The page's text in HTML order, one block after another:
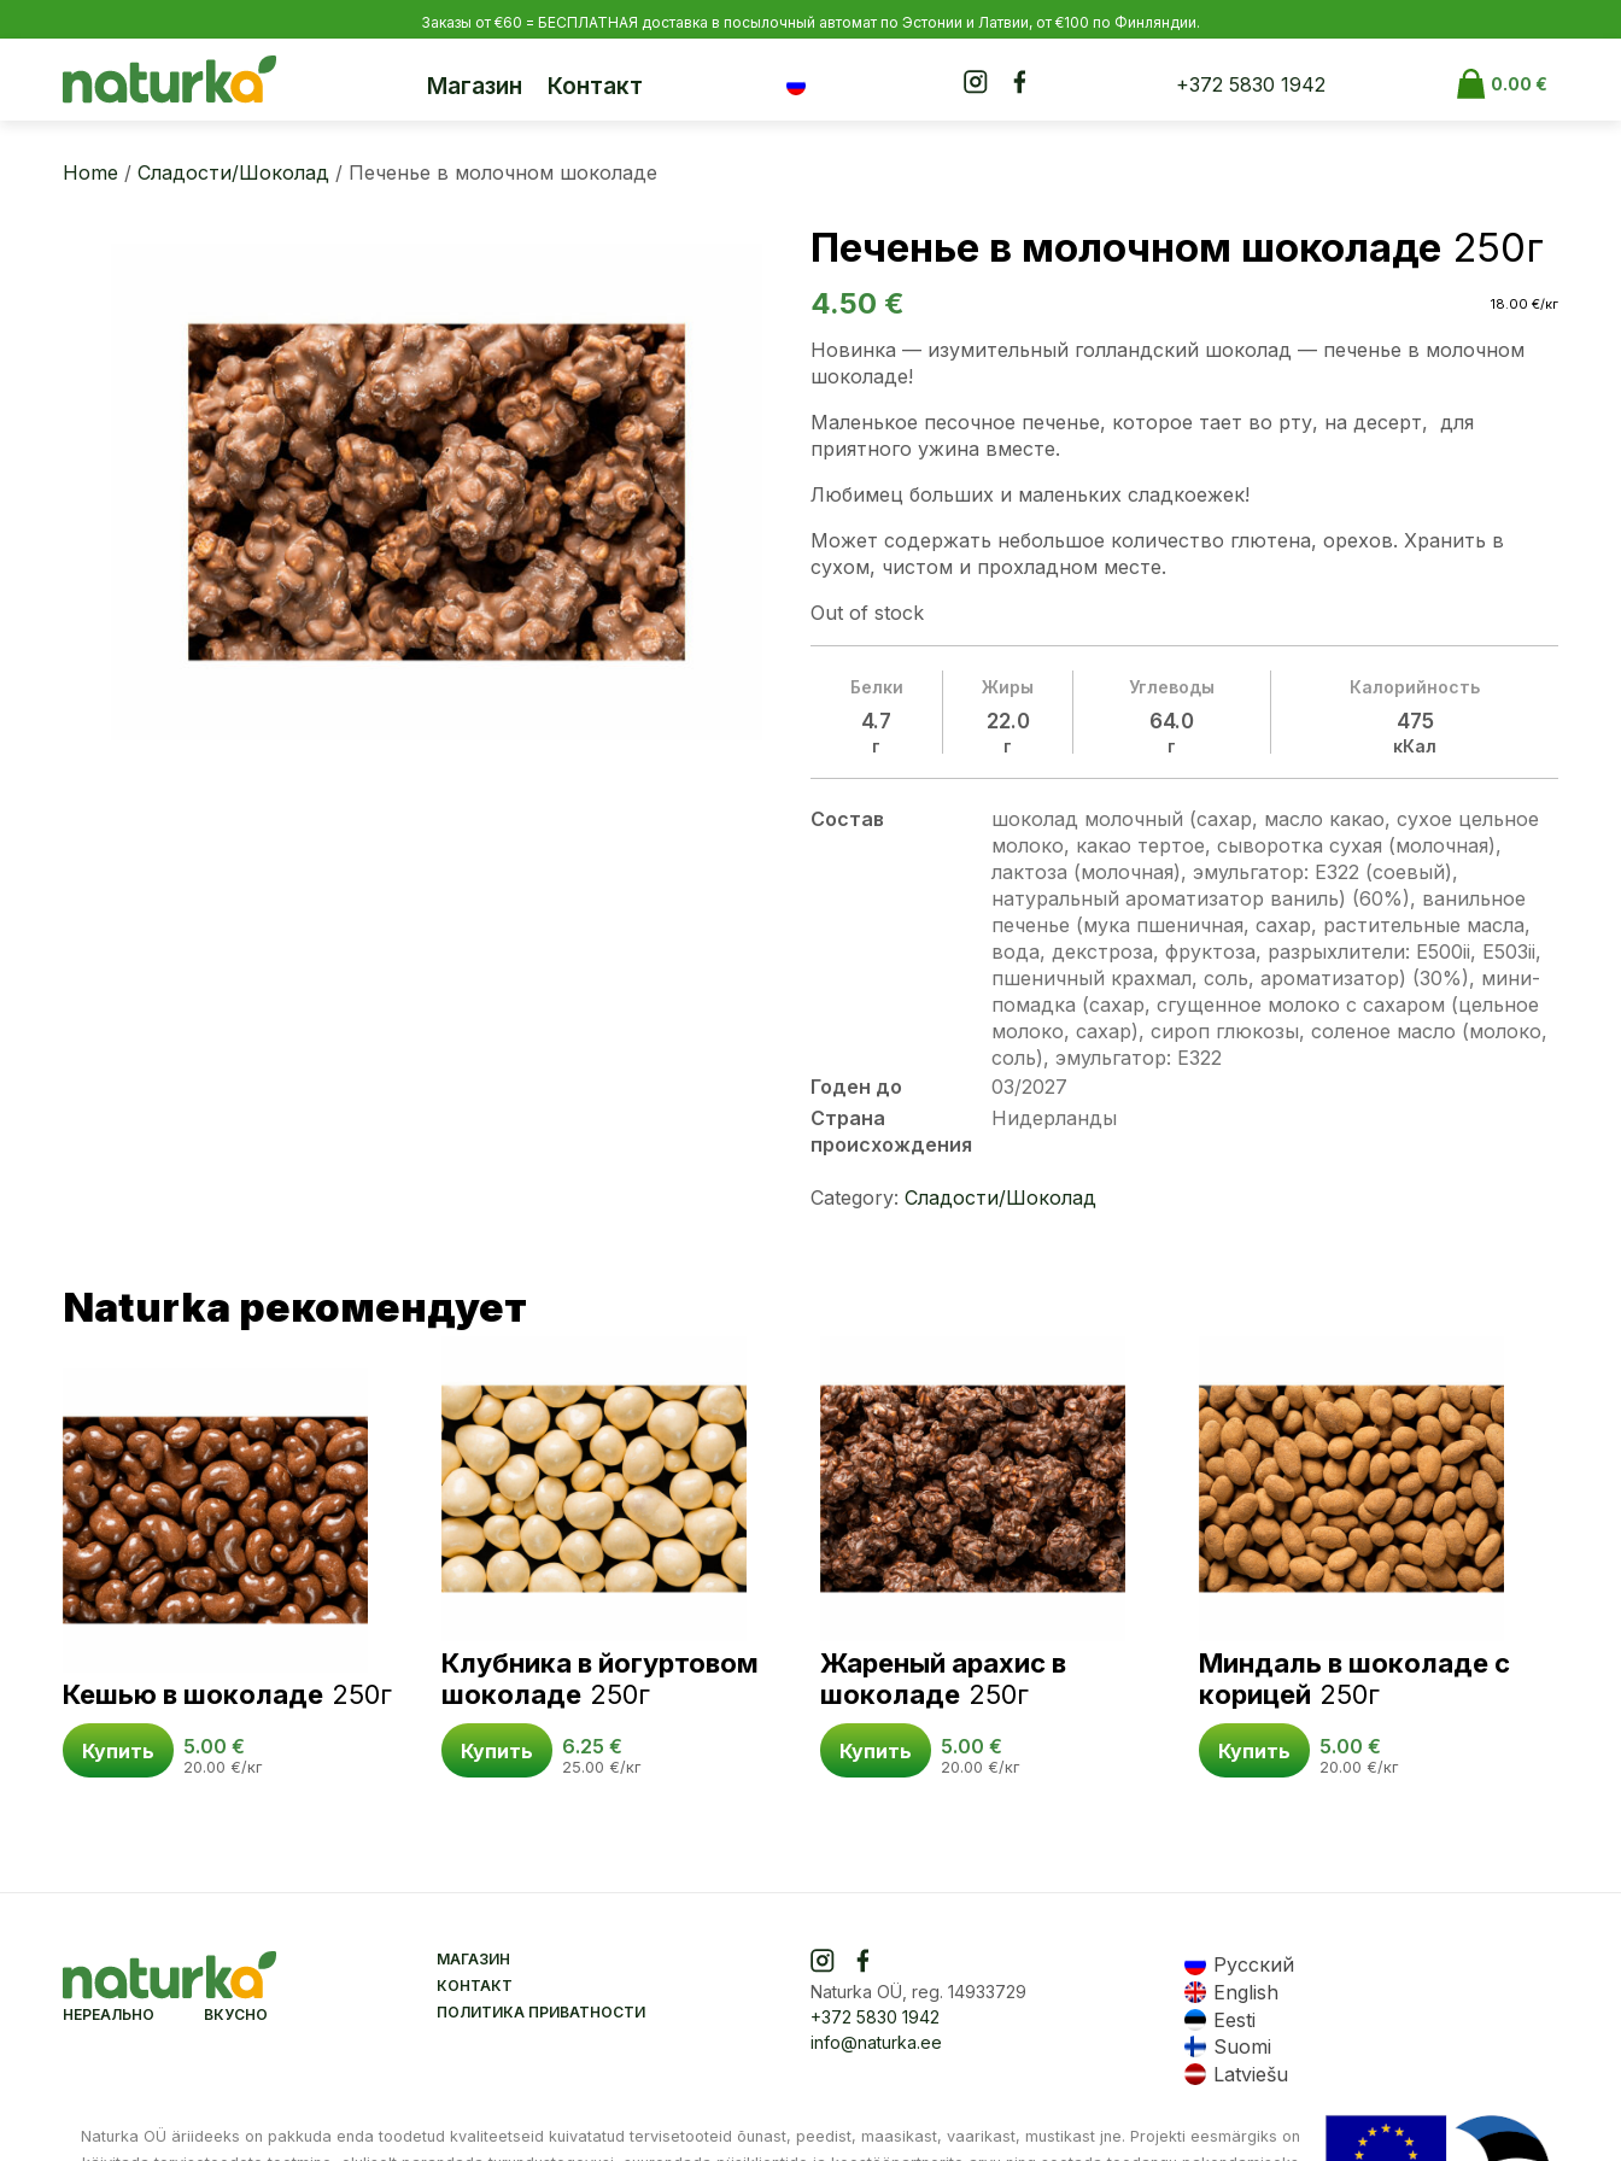
Заказы от €60 = БЕСПЛАТНАЯ доставка в посылочный автомат по Эстонии и Латвии, от €100 по Финляндии.
Магазин Контакт +372 5830 1942 0.00€
Home / Сладости/Шоколад / Печенье в молочном шоколаде
Печенье в молочном шоколаде 250г
4.50 € 18.00 €/кг
Новинка — изумительный голландский шоколад — печенье в молочном
шоколаде!
Маленькое песочное печенье, которое тает во рту, на десерт, для
приятного ужина вместе.
Любимец больших и маленьких сладкоежек!
Может содержать небольшое количество глютена, орехов. Хранить в
сухом, чистом и прохладном месте.
Out of stock
Белки
4.7
г
Жиры
22.0
г
Углеводы
64.0
г
Калорийность
475
кКал
Состав
шоколад молочный (сахар, масло какао, сухое цельное
молоко, какао тертое, сыворотка сухая (молочная),
лактоза (молочная), эмульгатор: Е322 (соевый),
натуральный ароматизатор ваниль) (60%), ванильное
печенье (мука пшеничная, сахар, растительные масла,
вода, декстроза, фруктоза, разрыхлители: E500ii, E503ii,
пшеничный крахмал, соль, ароматизатор) (30%), мини-
помадка (сахар, сгущенное молоко с сахаром (цельное
молоко, сахар), сироп глюкозы, соленое масло (молоко,
соль), эмульгатор: Е322
Годен до
03/2027
Страна
происхождения
Нидерланды
Category: Сладости/Шоколад
Naturka рекомендует
Кешью в шоколаде 250г
Купить 5.00 €
20.00 €/кг
Клубника в йогуртовом
шоколаде 250г
Купить 6.25 €
25.00 €/кг
Жареный арахис в
шоколаде 250г
Купить 5.00 €
20.00 €/кг
Миндаль в шоколаде с
корицей 250г
Купить 5.00 €
20.00 €/кг
НЕРЕАЛЬНО ВКУСНО
МАГАЗИН
КОНТАКТ
ПОЛИТИКА ПРИВАТНОСТИ
Naturka OÜ, reg. 14933729
+372 5830 1942
info@naturka.ee
Русский
English
Eesti
Suomi
Latviešu
Naturka OÜ äriideeks on pakkuda enda toodetud kvaliteetseid kuivatatud tervisetooteid õunast, peedist, maasikast, vaarikast, mustikast jne. Projekti eesmärgiks on